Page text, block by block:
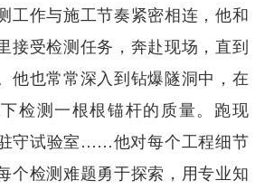
工作与施工节奏紧密相连，他和
接受检测任务，奔赴现场，直到
他也常常深入到钻爆隧洞中，在
检测一根根锚杆的质量。跑现
守试验室……他对每个工程细节
个检测难题勇于探索，用专业知